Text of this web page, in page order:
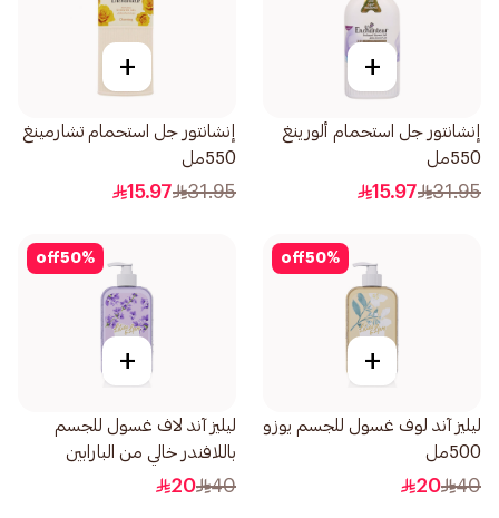
+
إنشانتور جل استحمام ألورينغ
550مل
31.95
15.97
+
إنشانتور جل استحمام تشارمينغ
550مل
31.95
15.97
50%
off
+
ليليز آند لوف غسول للجسم يوزو
500مل
40
20
50%
off
+
ليليز آند لاف غسول للجسم
باللافندر خالي من البارابين
500مل
40
20